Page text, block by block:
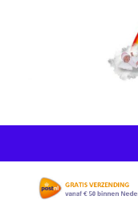
naar
navigatie
inhoud
Startpagina